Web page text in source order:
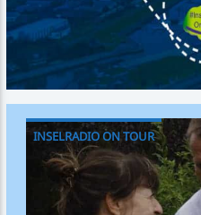
INSELRADIO ON TOUR